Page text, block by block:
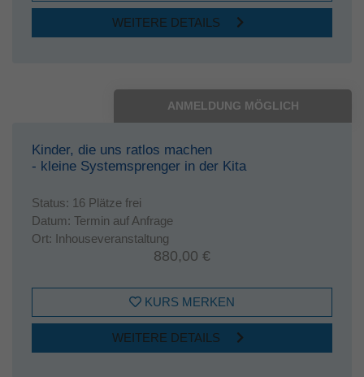
WEITERE DETAILS
ANMELDUNG MÖGLICH
Kinder, die uns ratlos machen
- kleine Systemsprenger in der Kita
Status: 16 Plätze frei
Datum: Termin auf Anfrage
Ort: Inhouseveranstaltung
880,00 €
KURS MERKEN
WEITERE DETAILS